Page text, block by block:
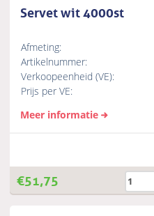
Servet wit 4000st
Afmeting:
Artikelnummer:
Verkoopeenheid (VE):
Prijs per VE:
Meer informatie
€51,75